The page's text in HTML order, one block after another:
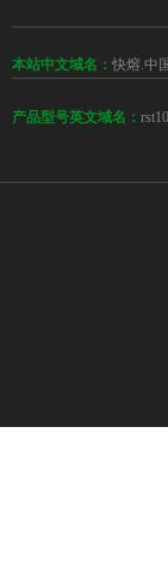
本站中文域名： 快熔.中
产品型号英文域名：